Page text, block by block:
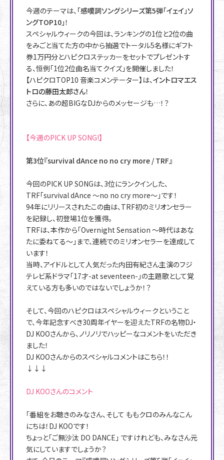
今週のテーマは、 「感嘆詞ソングシリーズ第5弾「イェイ」ソ
ングTOP10」！
スペシャルウィークの今回は、ランキングの1位と2位の曲
をみごと当てた方の中から抽選でトータル5名様にギフト
券1万円分とハピクロステッカーをセットでプレゼントす
る、恒例「1位2位曲名当てクイズ」を開催しました！
【ハピクロTOP10 音楽コメンテーター】は、イントロマエス
トロの藤田太郎さん！
さらに、あの超BIGなDJからのメッセージも…！？
【今週のPICK UP SONG!】
第3位『survival dAnce no no cry more / TRF』
今回のPICK UP SONGは、3位にランクインした、
TRF「survival dAnce 〜no no cry more〜」です！
94年にリリースされたこの曲は、TRF初のミリオンセラー
を記録し、初登場1位を獲得。
TRFは、本作から「Overnight Sensation 〜時代はあな
たに委ねてる〜」まで、連続でのミリオンセラーを達成して
います！
当時、アイドルとして人気だった内田有紀さん主演のフジ
テレビ系ドラマ「17才-at seventeen-」の主題歌として覚
えている方も多いのではないでしょうか！？
そして、今回のハピクロはスペシャルウィークということ
で、今年記念すべき30周年イヤーを迎えたTRFの名物DJ・
DJ KOOさんから、ノリノリでハッピーなコメントをいただき
ました！
DJ KOOさんからのスペシャルコメントはこちら！！
↓↓↓
DJ KOOさんのコメント
「番組をお聴きのみなさん、そして ももクロのみんなこん
にちは！DJ KOOです！
ちょっと「ご無沙汰 DO DANCE」 ですけれども、みなさん元
気にしていますでしょうか？